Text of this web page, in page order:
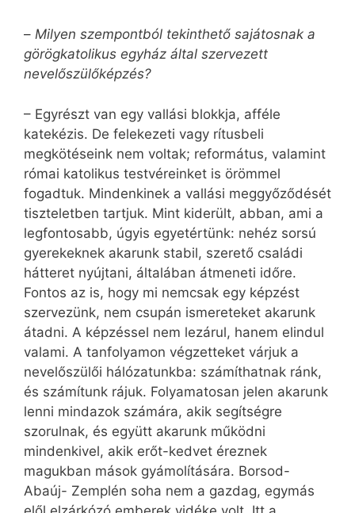
– Milyen szempontból tekinthető sajátosnak a
görögkatolikus egyház által szervezett
nevelőszülőképzés?
– Egyrészt van egy vallási blokkja, afféle
katekézis. De felekezeti vagy rítusbeli
megkötéseink nem voltak; református, valamint
római katolikus testvéreinket is örömmel
fogadtuk. Mindenkinek a vallási meggyőződését
tiszteletben tartjuk. Mint kiderült, abban, ami a
legfontosabb, úgyis egyetértünk: nehéz sorsú
gyerekeknek akarunk stabil, szerető családi
hátteret nyújtani, általában átmeneti időre.
Fontos az is, hogy mi nemcsak egy képzést
szervezünk, nem csupán ismereteket akarunk
átadni. A képzéssel nem lezárul, hanem elindul
valami. A tanfolyamon végzetteket várjuk a
nevelőszülői hálózatunkba: számíthatnak ránk,
és számítunk rájuk. Folyamatosan jelen akarunk
lenni mindazok számára, akik segítségre
szorulnak, és együtt akarunk működni
mindenkivel, akik erőt-kedvet éreznek
magukban mások gyámolítására. Borsod-
Abaúj- Zemplén soha nem a gazdag, egymás